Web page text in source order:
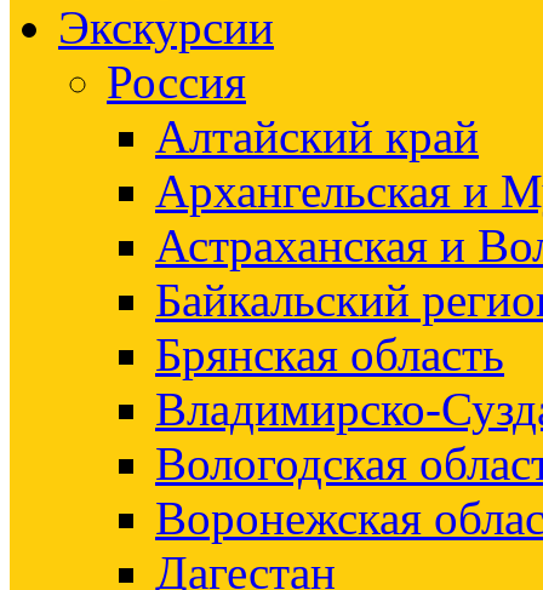
Экскурсии
Россия
Алтайский край
Архангельская и
Астраханская и
Байкальский
Брянская область
Владимирско-
Вологодская
Воронежская
Дагестан